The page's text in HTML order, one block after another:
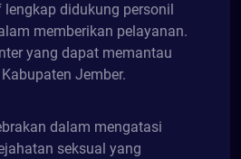
didukung personil
memberikan pelayanan.
yang dapat memantau
Jember.
dalam mengatasi
seksual yang